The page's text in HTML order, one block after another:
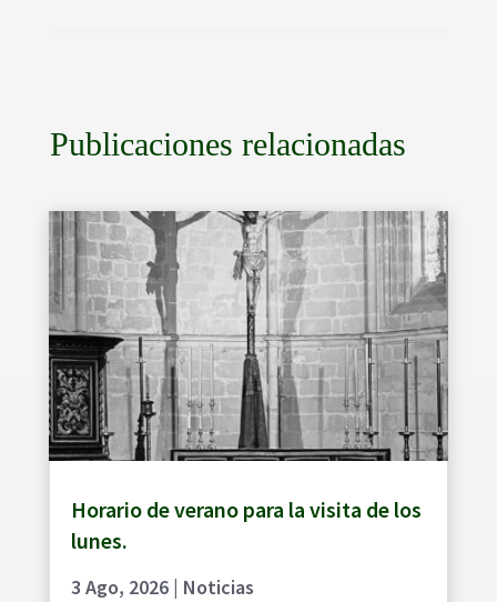
Publicaciones relacionadas
Horario de verano para la visita de los
lunes.
3 Ago, 2026| Noticias